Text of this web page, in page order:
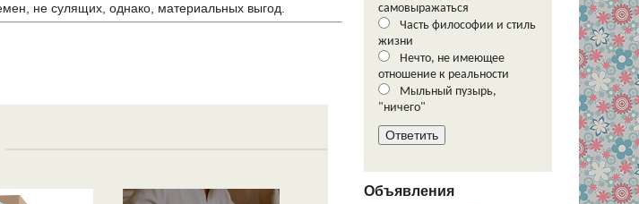
не сулящих, однако, материальных выгод.
самовыражаться
Часть философии и стиль
жизни
Нечто, не имеющее
отношение к реальности
Мыльный пузырь,
"ничего"
Объявления